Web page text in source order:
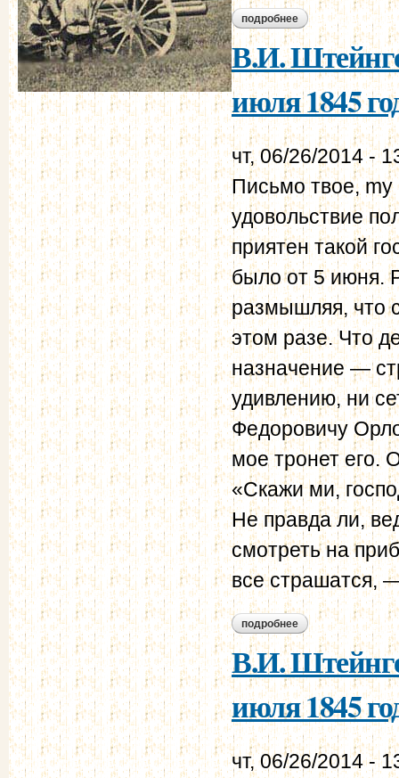
подробнее о нравственно-
В.И.
июля 1845
чт, 06/26/2014 -
Письмо твое,
удовольствие
приятен такой
было от 5 июня.
размышляя, что
этом разе. Что
назначение —
удивлению, ни
Федоровичу
мое тронет его.
«Скажи ми,
Не правда ли,
смотреть на
все страшатся,
подробнее о в.и.
В.И.
июля 1845
чт, 06/26/2014 -